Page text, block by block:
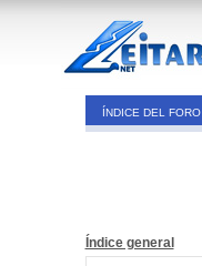
ÍNDICE DEL FORO
Índice general